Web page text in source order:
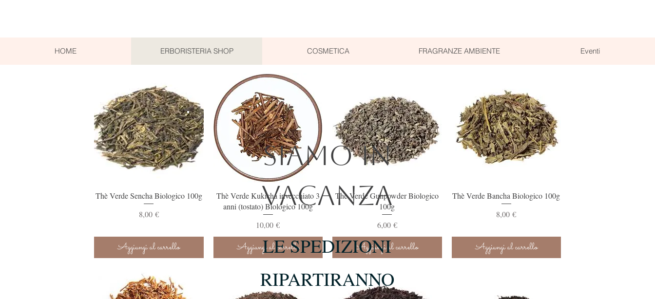
HOME ERBORISTERIA SHOP COSMETICA FRAGRANZE AMBIENTE Eventi
Vista rapida
Thè Verde Sencha Biologico 100g
Prezzo
8,00 €
Aggiungi al carrello
Vista rapida
Thè Verde Kukicha invecchiato 3
anni (tostato) Biologico 100g
Prezzo
10,00 €
Aggiungi al carrello
Vista rapida
Thè Verde Gunpowder Biologico
100g
Prezzo
6,00 €
Aggiungi al carrello
Vista rapida
Thè Verde Bancha Biologico 100g
Prezzo
8,00 €
Aggiungi al carrello
SIAMO IN
VACANZA
LE SPEDIZIONI
RIPARTIRANNO